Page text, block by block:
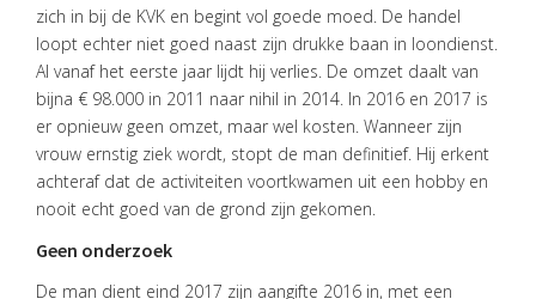
zich in bij de KVK en begint vol goede moed. De handel
loopt echter niet goed naast zijn drukke baan in loondienst.
Al vanaf het eerste jaar lijdt hij verlies. De omzet daalt van
bijna € 98.000 in 2011 naar nihil in 2014. In 2016 en 2017 is
er opnieuw geen omzet, maar wel kosten. Wanneer zijn
vrouw ernstig ziek wordt, stopt de man definitief. Hij erkent
achteraf dat de activiteiten voortkwamen uit een hobby en
nooit echt goed van de grond zijn gekomen.
Geen onderzoek
De man dient eind 2017 zijn aangifte 2016 in, met een